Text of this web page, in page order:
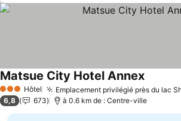
3 ÉtoilesHôtel Emplacement privilégié près du lac
Matsue City Hotel Annex
6,8 673 à 0.6 km de : Centre-ville